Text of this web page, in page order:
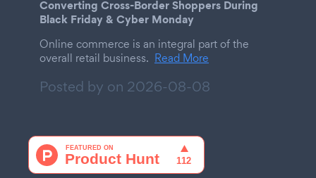
Converting Cross-Border Shoppers During
Black Friday & Cyber Monday
Online commerce is an integral part of the
overall retail business. Read More
Posted by on 2026-08-08